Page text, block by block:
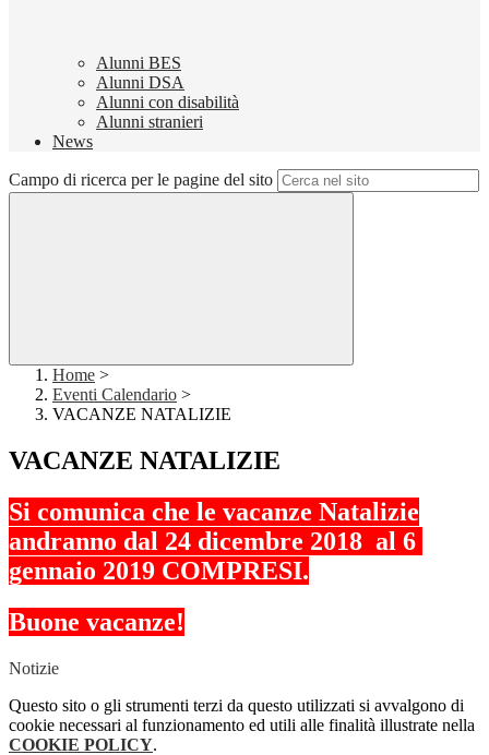
Alunni BES
Alunni DSA
Alunni con disabilità
Alunni stranieri
News
Campo di ricerca per le pagine del sito
Home >
Eventi Calendario >
VACANZE NATALIZIE
VACANZE NATALIZIE
Si comunica che le vacanze Natalizie
andranno dal 24 dicembre 2018 al 6
gennaio 2019 COMPRESI.
Buone vacanze!
Notizie
Questo sito o gli strumenti terzi da questo utilizzati si avvalgono di
cookie necessari al funzionamento ed utili alle finalità illustrate nella
COOKIE POLICY.